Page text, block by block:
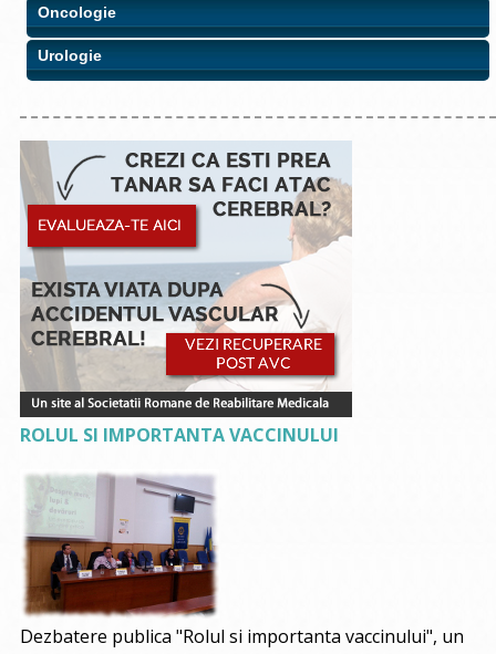
Oncologie
Urologie
ROLUL SI IMPORTANTA VACCINULUI
Dezbatere publica "Rolul si importanta vaccinului", un